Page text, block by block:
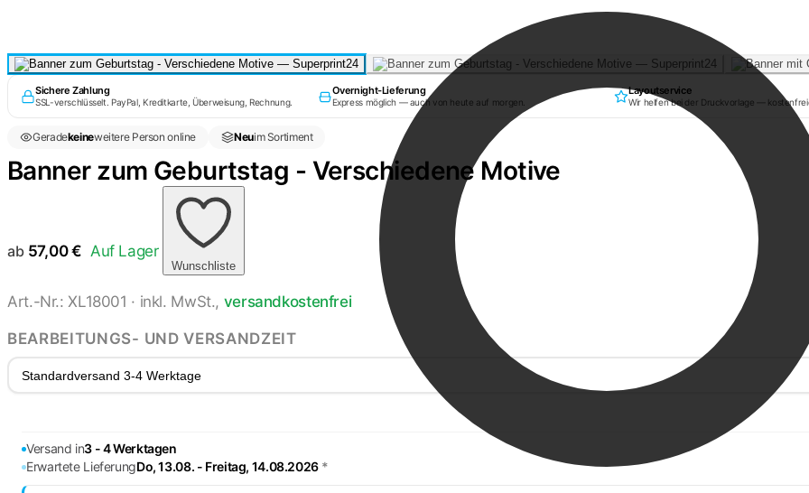
Sichere Zahlung
SSL-verschlüsselt. PayPal, Kreditkarte, Überweisung, Rechnung.
Overnight-Lieferung
Express möglich — auch von heute auf morgen.
Layoutservice
Wir helfen bei der Druckvorlage —
Geradekeineweitere Person online Neuim Sortiment
Banner zum Geburtstag - Verschiedene Motive
ab 57,00€ Auf Lager
Wunschliste
Art.-Nr.: XL18001 · inkl. MwSt., versandkostenfrei
BEARBEITUNGS- UND VERSANDZEIT
Standardversand 3-4 Werktage
Versand in3 - 4 Werktagen
Erwartete LieferungDo, 13.08. - Freitag, 14.08.2026 *